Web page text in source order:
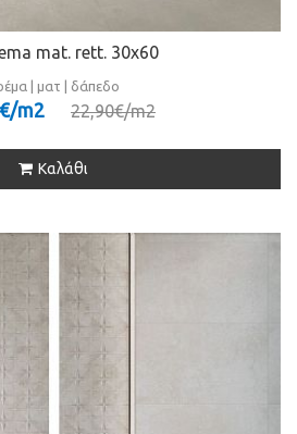
mat. rett. 30x60
| ματ | δάπεδο
m2 22,90€/m2
Καλάθι